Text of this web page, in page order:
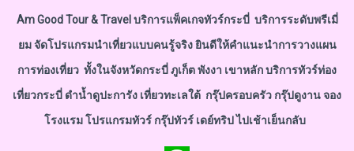
Am Good Tour & Travel บริการแพ็คเกจทัวร์กระบี่ บริการระดับพรีเมี่
ยม จัดโปรแกรมนำเที่ยวแบบคนรู้จริง ยินดีให้คำแนะนำการวางแผน
การท่องเที่ยว ทั้งในจังหวัดกระบี่ ภูเก็ต พังงา เขาหลัก บริการทัวร์ท่อง
เที่ยวกระบี่ ดำน้ำดูปะการัง เที่ยวทะเลใต้ กรุ๊ปครอบครัว กรุ๊ปดูงาน จอง
โรงแรม โปรแกรมทัวร์ กรุ๊ปทัวร์ เดย์ทริป ไปเช้าเย็นกลับ